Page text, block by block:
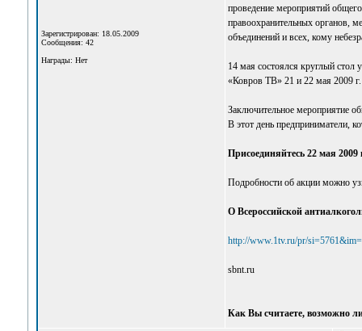
Зарегистрирован: 18.05.2009
Сообщения: 42
Награды: Нет
проведение мероприятий
правоохранительных органов,
объединений и всех, кому
14 мая состоялся круглый стол
«Ковров ТВ» 21 и 22 мая 2009 г.
Заключительное мероприятие
В этот день предприниматели,
Присоединяйтесь 22 мая 2009
Подробности об акции можно
О Всероссийской
http://www.1tv.ru/pr/
sbnt.ru
Как Вы считаете, возможно